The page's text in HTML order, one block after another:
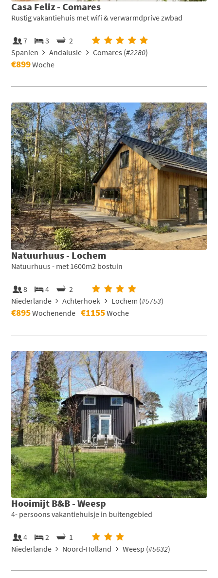
Casa Feliz - Comares
Rustig vakantiehuis met wifi & verwarmdprive zwbad
7 3
2
Spanien
Andalusie Comares (#2280)
€899Woche
Natuurhuus - Lochem
Natuurhuus - met 1600m2 bostuin
8 4
2
Niederlande
Achterhoek Lochem (#5753)
€895Wochenende €1155Woche
Hooimijt B&B - Weesp
4- persoons vakantiehuisje in buitengebied
4 2
1
Niederlande
Noord-Holland Weesp (#5632)